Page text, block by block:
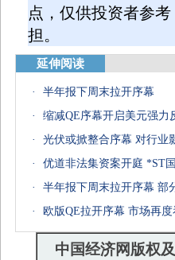
点，仅供投资者参
担。
延伸阅读
·
半年报下周末拉开序幕
·
缩减QE序幕开启美元强力
·
光伏或掀整合序幕 对行业
·
优道非法集资案开庭 *ST
·
半年报下周末拉开序幕 部
·
欧版QE拉开序幕 市场再
中国经济网版权